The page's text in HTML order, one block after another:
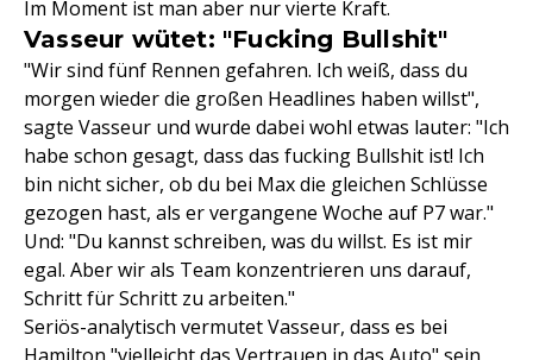
Im Moment ist man aber nur vierte Kraft.
Vasseur wütet: "Fucking Bullshit"
"Wir sind fünf Rennen gefahren. Ich weiß, dass du
morgen wieder die großen Headlines haben willst",
sagte Vasseur und wurde dabei wohl etwas lauter: "Ich
habe schon gesagt, dass das fucking Bullshit ist! Ich
bin nicht sicher, ob du bei Max die gleichen Schlüsse
gezogen hast, als er vergangene Woche auf P7 war."
Und: "Du kannst schreiben, was du willst. Es ist mir
egal. Aber wir als Team konzentrieren uns darauf,
Schritt für Schritt zu arbeiten."
Seriös-analytisch vermutet Vasseur, dass es bei